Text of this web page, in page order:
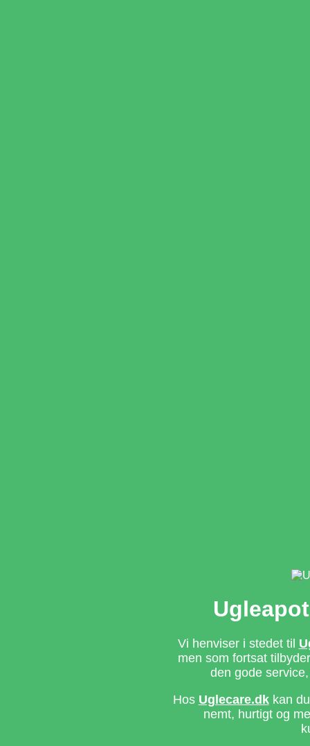
Vi henviser i stedet til
men som fortsat
den gode
Hos Uglecare.dkkan du
nemt, hurtigt og